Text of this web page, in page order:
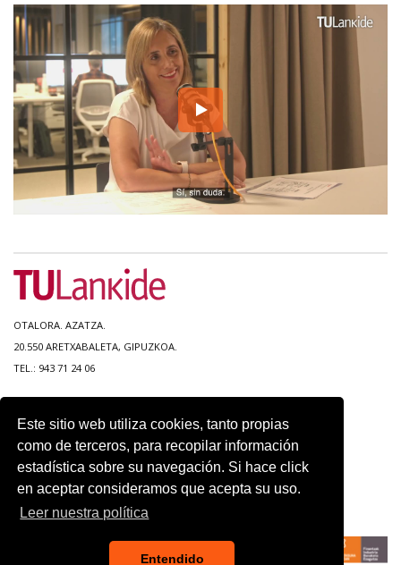
Este sitio web utiliza cookies, tanto propias
como de terceros, para recopilar información
estadística sobre su navegación. Si hace click
en aceptar consideramos que acepta su uso.
Leer nuestra política
Entendido
OTALORA. AZATZA.
20.550 ARETXABALETA, GIPUZKOA.
TEL.: 943 71 24 06
ACCESIBILIDAD
CONTACTO
AVISO LEGAL
POLITICA DE PRIVACIDAD
USO DE COOKIES